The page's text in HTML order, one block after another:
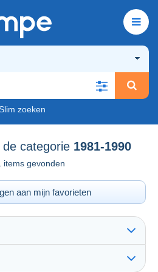
zoeken
categorie 1981-1990
items gevonden
aan mijn favorieten